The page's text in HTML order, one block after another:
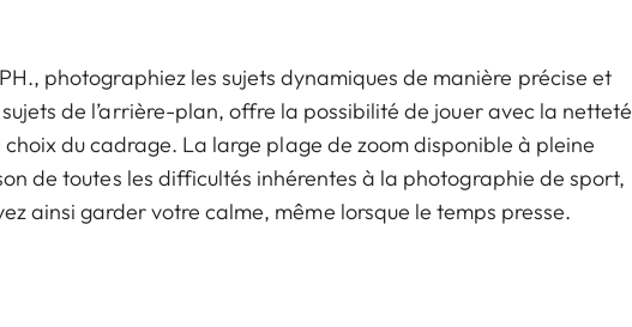
photographiez les sujets dynamiques de manière précise et
de l’arrière-plan, offre la possibilité de jouer avec la netteté
du cadrage. La large plage de zoom disponible à pleine
de toutes les difficultés inhérentes à la photographie de sport,
ainsi garder votre calme, même lorsque le temps presse.